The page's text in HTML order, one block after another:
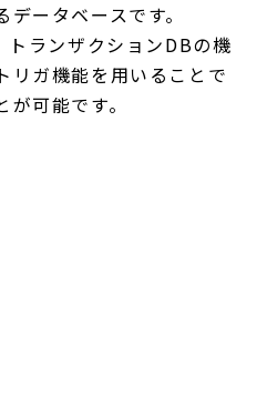
ータベースです。
ランザクションDBの機
リガ機能を用いることで
可能です。